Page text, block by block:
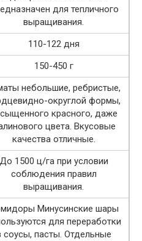
для тепличного
выращивания.
110-122 дня
150-450 г
небольшие, ребристые,
округлой формы,
красного, даже
цвета. Вкусовые
качества отличные.
До 1500 ц/га при условии
соблюдения правил
выращивания.
Минусинские шары
для переработки
соусы, пасты. Отдельные